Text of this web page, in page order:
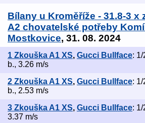
Bílany u Kroměříže - 31.8-3 x
A2 chovatelské potřeby
Mostkovice, 31. 08. 2024
1 Zkouška A1 XS, Gucci Bullface:
b., 3.26 m/s
2 Zkouška A1 XS, Gucci Bullface:
b., 2.53 m/s
3 Zkouška A1 XS, Gucci Bullface: 1/
3.37 m/s